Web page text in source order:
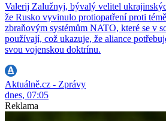
Valerij Zalužnyj, bývalý velitel
že Rusko vyvinulo protiopatření proti
zbraňovým systémům NATO, které se v
používají, což ukazuje, že aliance
svou vojenskou doktrínu.
Aktuálně.cz - Zprávy
dnes, 07:05
Reklama